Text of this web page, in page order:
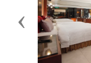
Previous